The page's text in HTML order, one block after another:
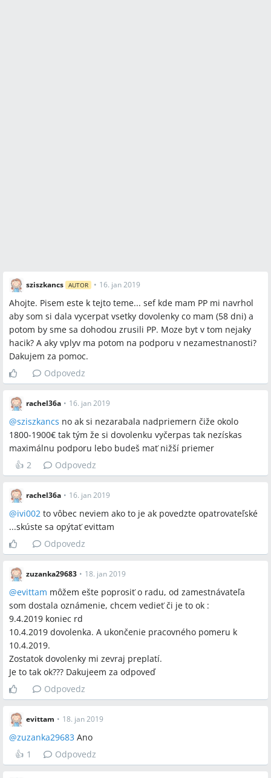
sziszkancs AUTOR • 16. jan 2019
Ahojte. Pisem este k tejto teme... sef kde mam PP mi navrhol
aby som si dala vycerpat vsetky dovolenky co mam (58 dni) a
potom by sme sa dohodou zrusili PP. Moze byt v tom nejaky
hacik? A aky vplyv ma potom na podporu v nezamestnanosti?
Dakujem za pomoc.
Odpovedz
rachel36a • 16. jan 2019
@sziszkancs no ak si nezarabala nadpriemern čiže okolo
1800-1900€ tak tým že si dovolenku vyčerpas tak nezískas
maximálnu podporu lebo budeš mať nižší priemer
👍 2 Odpovedz
rachel36a • 16. jan 2019
@ivi002 to vôbec neviem ako to je ak povedzte opatrovateľské
...skúste sa opýtať evittam
Odpovedz
zuzanka29683 • 18. jan 2019
@evittam môžem ešte poprosiť o radu, od zamestnávateľa
som dostala oznámenie, chcem vedieť či je to ok :
9.4.2019 koniec rd
10.4.2019 dovolenka. A ukončenie pracovného pomeru k
10.4.2019.
Zostatok dovolenky mi zevraj preplatí.
Je to tak ok??? Dakujeem za odpoveď
Odpovedz
evittam • 18. jan 2019
@zuzanka29683 Ano
👍 1 Odpovedz